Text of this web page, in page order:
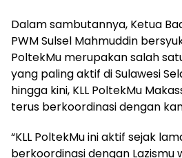
Dalam sambutannya, Ketua
PWM Sulsel Mahmuddin
PoltekMu merupakan salah
yang paling aktif di Sulawesi
hingga kini, KLL PoltekMu
terus berkoordinasi dengan
“KLL PoltekMu ini aktif sejak
berkoordinasi dengan Lazismu